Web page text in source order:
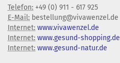
Telefon: +49 (0) 911 - 617 925
E-Mail: bestellung@vivawenzel.de
Internet: www.vivawenzel.de
Internet: www.gesund-shopping.de
Internet: www.gesund-natur.de